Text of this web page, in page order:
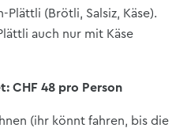
Plättli (Brötli, Salsiz, Käse).
auch nur mit Käse
CHF 48 pro Person
(ihr könnt fahren, bis die